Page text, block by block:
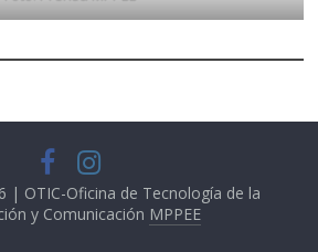
| OTIC-Oficina de Tecnología de la
y Comunicación MPPEE